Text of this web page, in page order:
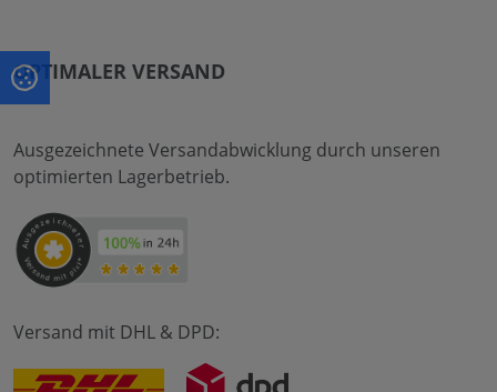
OPTIMALER VERSAND
Ausgezeichnete Versandabwicklung durch unseren
optimierten Lagerbetrieb.
Versand mit DHL & DPD: